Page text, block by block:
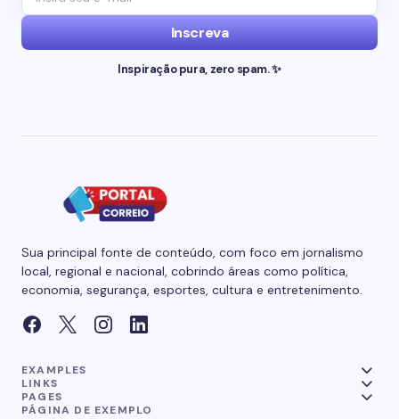
Inscreva
Inspiração pura, zero spam. ✨
Sua principal fonte de conteúdo, com foco em jornalismo
local, regional e nacional, cobrindo áreas como política,
economia, segurança, esportes, cultura e entretenimento.
EXAMPLES
LINKS
PAGES
PÁGINA DE EXEMPLO